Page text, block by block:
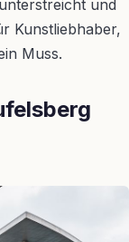
und
Kunstliebhaber,
Muss.